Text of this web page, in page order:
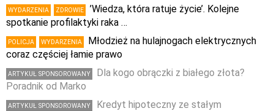
WYDARZENIA ZDROWIE
’Wiedza, która ratuje życie’. Kolejne
spotkanie profilaktyki raka …
POLICJA WYDARZENIA
Młodzież na hulajnogach elektrycznych
coraz częściej łamie prawo
ARTYKUŁ SPONSOROWANY
Dla kogo obrączki z białego złota?
Poradnik od Marko
ARTYKUŁ SPONSOROWANY
Kredyt hipoteczny ze stałym